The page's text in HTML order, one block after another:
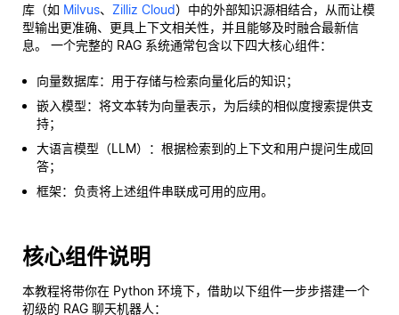
库（如 Milvus、 Zilliz Cloud）中的外部知识源相结合，从而让模
型输出更准确、更具上下文相关性，并且能够及时融合最新信
息。 一个完整的 RAG 系统通常包含以下四大核心组件：
向量数据库：用于存储与检索向量化后的知识；
嵌入模型：将文本转为向量表示，为后续的相似度搜索提供支
持；
大语言模型（LLM）：根据检索到的上下文和用户提问生成回
答；
框架：负责将上述组件串联成可用的应用。
核心组件说明
本教程将带你在 Python 环境下，借助以下组件一步步搭建一个
初级的 RAG 聊天机器人：